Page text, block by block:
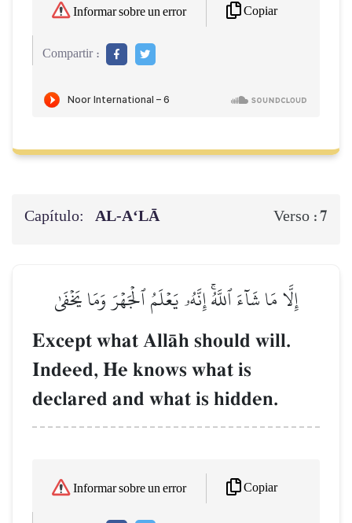
Informar sobre un error Copiar
Compartir :
Capítulo: AL‑A‘LĀ Verso :7
إِلَّا مَا شَآءَ ٱللَّهُۚ إِنَّهُۥ يَعۡلَمُ ٱلۡجَهۡرَ وَمَا يَخۡفَىٰ
Except what AllŒh should will.
Indeed, He knows what is
declared and what is hidden.
Informar sobre un error Copiar